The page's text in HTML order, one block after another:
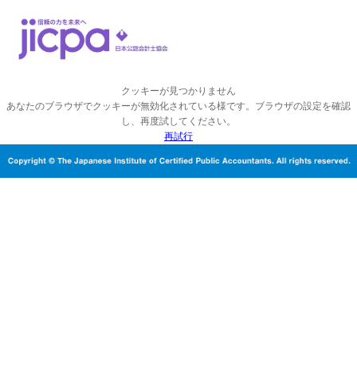
クッキーが見つかりません
あなたのブラウザでクッキーが無効化されている様です。ブラウザの設定を確認
し、再度試してください。
再試行